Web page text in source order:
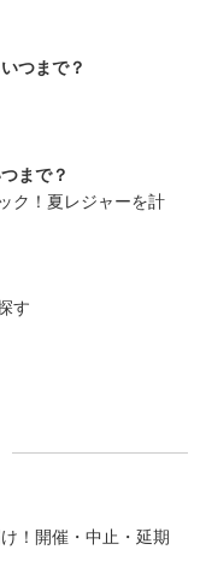
つまで？
まで？
ク！夏レジャーを計
す
！開催・中止・延期